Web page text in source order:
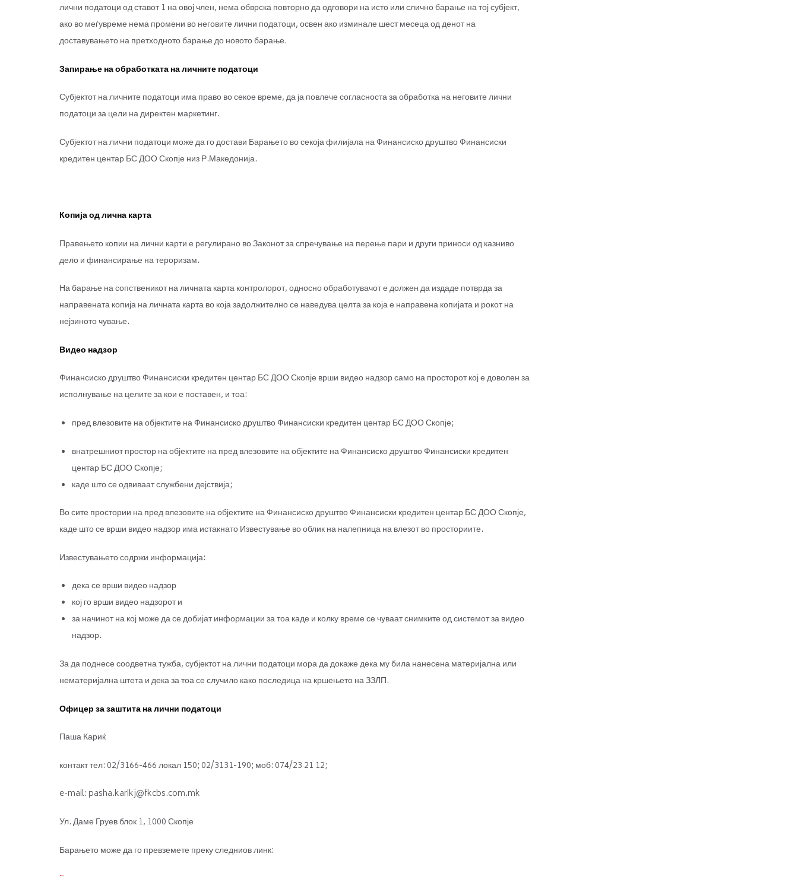
лични податоци од ставот 1 на овој член, нема обврска повторно да одговори на исто или слично барање на тој субјект,
ако во меѓувреме нема промени во неговите лични податоци, освен ако изминале шест месеца од денот на
доставувањето на претходното барање до новото барање.
Запирање на обработката на личните податоци
Субјектот на личните податоци има право во секое време, да ја повлече согласноста за обработка на неговите лични
податоци за цели на директен маркетинг.
Субјектот на лични податоци може да го достави Барањето во секоја филијала на Финансиско друштво Финансиски
кредитен центар БС ДОО Скопје низ Р.Македонија.
Копија од лична карта
Правењето копии на лични карти е регулирано во Законот за спречување на перење пари и други приноси од казниво
дело и финансирање на тероризам.
На барање на сопственикот на личната карта контролорот, односно обработувачот е должен да издаде потврда за
направената копија на личната карта во која задолжително се наведува целта за која е направена копијата и рокот на
нејзиното чување.
Видео надзор
Финансиско друштво Финансиски кредитен центар БС ДОО Скопје врши видео надзор само на просторот кој е доволен за
исполнување на целите за кои е поставен, и тоа:
пред влезовите на објектите на Финансиско друштво Финансиски кредитен центар БС ДОО Скопје;
внатрешниот простор на објектите на пред влезовите на објектите на Финансиско друштво Финансиски кредитен
центар БС ДОО Скопје;
каде што се одвиваат службени дејствија;
Во сите простории на пред влезовите на објектите на Финансиско друштво Финансиски кредитен центар БС ДОО Скопје,
каде што се врши видео надзор има истакнато Известување во облик на налепница на влезот во просториите.
Известувањето содржи информација:
дека се врши видео надзор
кој го врши видео надзорот и
за начинот на кој може да се добијат информации за тоа каде и колку време се чуваат снимките од системот за видео
надзор.
За да поднесе соодветна тужба, субјектот на лични податоци мора да докаже дека му била нанесена материјална или
нематеријална штета и дека за тоа се случило како последица на кршењето на ЗЗЛП.
Офицер за заштита на лични податоци
Паша Кариќ
контакт тел: 02/3166-466 локал 150; 02/3131-190; моб: 074/23 21 12;
e-mail: pasha.karikj@fkcbs.com.mk
Ул. Даме Груев блок 1, 1000 Скопје
Барањето може да го превземете преку следниов линк: